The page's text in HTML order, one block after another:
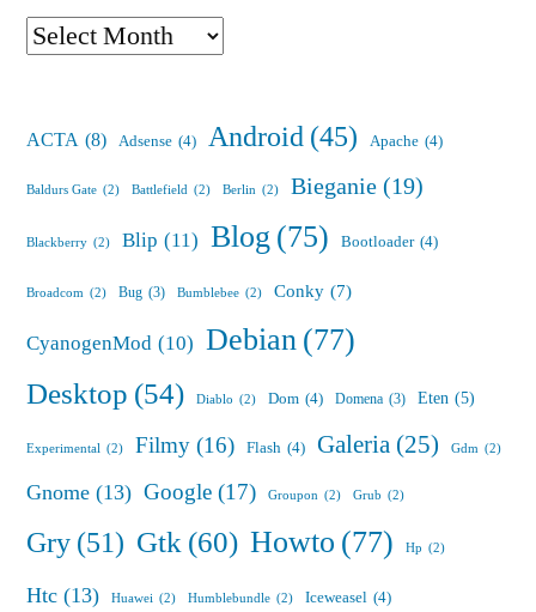
Archives
ACTA (8) Adsense (4) Android (45) Apache (4)
Baldurs Gate (2) Battlefield (2) Berlin (2) Bieganie (19)
Blackberry (2) Blip (11) Blog(75) Bootloader (4)
Broadcom (2) Bug (3) Bumblebee (2) Conky (7)
CyanogenMod (10) Debian(77)
Desktop (54) Diablo (2) Dom (4) Domena (3) Eten (5)
Experimental (2) Filmy (16) Flash (4) Galeria (25) Gdm (2)
Gnome (13) Google (17) Groupon (2) Grub (2)
Gry(51) Gtk(60) Howto (77) Hp (2)
Htc (13) Huawei (2) Humblebundle (2) Iceweasel (4)